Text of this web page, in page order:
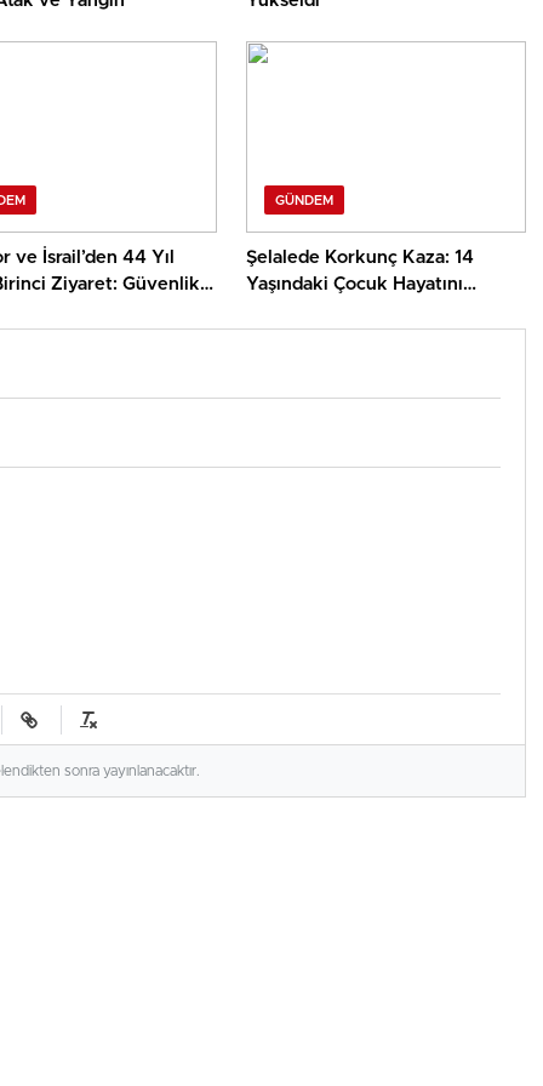
ve İsrail’den 44 Yıl
Ziyaret: Güvenlik
GÜNDEM
Şelalede Korkunç Kaza: 14
Yaşındaki Çocuk Hayatını
sonra yayınlanacaktır.